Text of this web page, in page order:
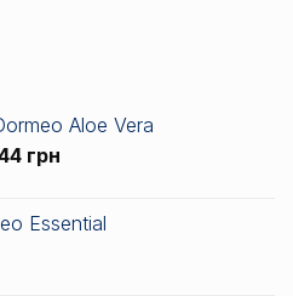
до
7
Aloe Vera
грн
2
Essential